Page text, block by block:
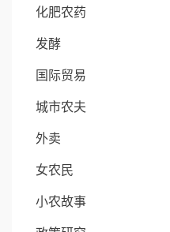
化肥农药
发酵
国际贸易
城市农夫
外卖
女农民
小农故事